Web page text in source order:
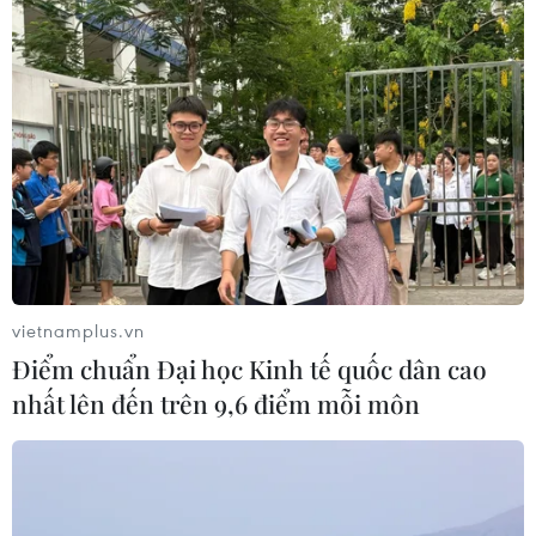
vietnamplus.vn
Điểm chuẩn Đại học Kinh tế quốc dân cao
nhất lên đến trên 9,6 điểm mỗi môn